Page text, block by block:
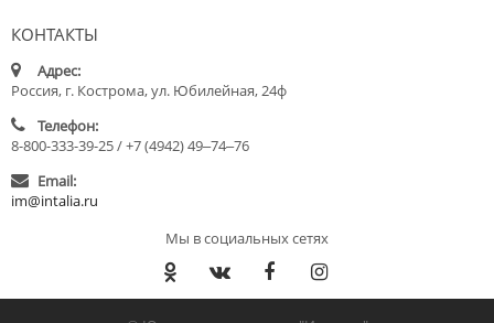
КОНТАКТЫ
Адрес:
Россия, г. Кострома, ул. Юбилейная, 24ф
Телефон:
8-800-333-39-25 / +7 (4942) 49‒74‒76
Email:
im@intalia.ru
Мы в социальных сетях